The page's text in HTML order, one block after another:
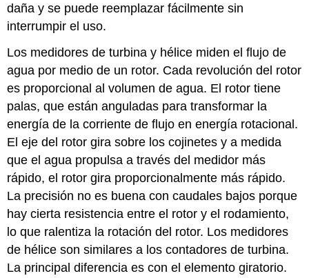
daña y se puede reemplazar fácilmente sin
interrumpir el uso.
Los medidores de turbina y hélice miden el flujo de
agua por medio de un rotor. Cada revolución del rotor
es proporcional al volumen de agua. El rotor tiene
palas, que están anguladas para transformar la
energía de la corriente de flujo en energía rotacional.
El eje del rotor gira sobre los cojinetes y a medida
que el agua propulsa a través del medidor más
rápido, el rotor gira proporcionalmente más rápido.
La precisión no es buena con caudales bajos porque
hay cierta resistencia entre el rotor y el rodamiento,
lo que ralentiza la rotación del rotor. Los medidores
de hélice son similares a los contadores de turbina.
La principal diferencia es con el elemento giratorio.